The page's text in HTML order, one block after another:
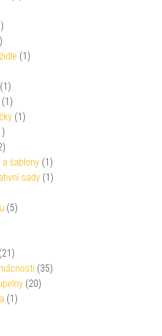
(1)
(1)
(1)
(1)
šablony (1)
sady (1)
(5)
(21)
(35)
(20)
(1)